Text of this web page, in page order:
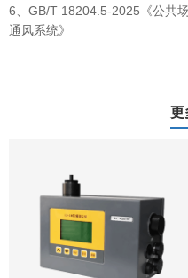
6、 GB/T 18204.5-2025《公共
通风系统》
更